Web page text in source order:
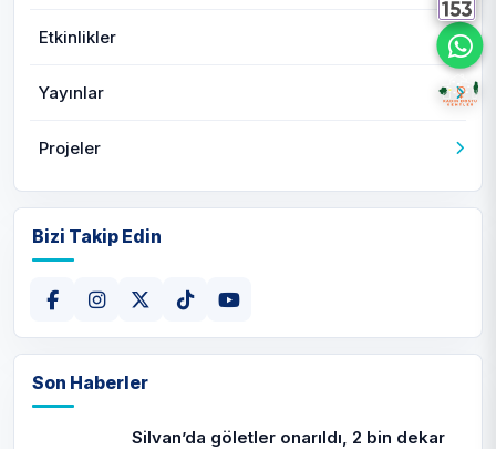
Etkinlikler
Yayınlar
Projeler
Bizi Takip Edin
Son Haberler
Silvan’da göletler onarıldı, 2 bin dekar